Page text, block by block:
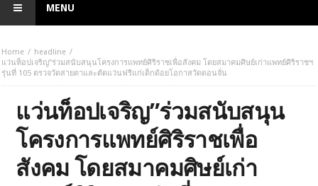
MENU
Home
headline
แว่นท็อปเจริญ”ร่วมสนับสนุนโครงการแพทย์ศิริราชเพื่อสังคม โดยสมาคมศิษย์เก่าแพทย์ศิริราชฯ
รุ่นที่ 105 ตรวจวัดสายตาและตัดแว่นฟรีแก่เด็กด้อยโอกาสวัดดอนจั่น
แว่นท็อปเจริญ”ร่วมสนับสนุน
โครงการแพทย์ศิริราชเพื่อ
สังคม โดยสมาคมศิษย์เก่า